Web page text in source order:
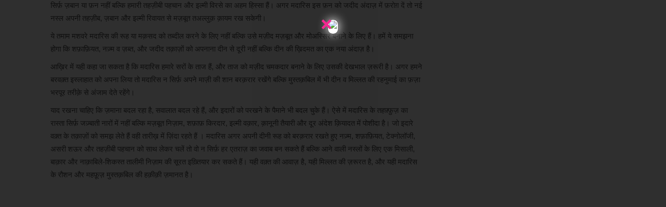
सिर्फ़ ज़बान या फ़न नहीं बल्कि हमारी तहज़ीबी पहचान और इल्मी विरसे का अहम हिस्सा हैं। अगर मदारिस इस फ़न को जदीद अंदाज़ में फ़रोग़ दें तो नई
नस्ल अपनी तहज़ीब, ज़बान और इल्मी रिवायत से मज़बूत तअल्लुक़ क़ायम रख सकेगी।
ये तमाम मशवरे मदारिस की रूह या मक़सद को तब्दील करने के लिए नहीं बल्कि उसे मज़ीद मज़बूत और मोअस्सिर बनाने के लिए हैं। हमें ये समझना
होगा कि शफ़ाफ़ियत, नज़्म व ज़ब्त, और जदीद तक़ाज़ों को अपनाना दीन से दूरी नहीं बल्कि दीन की ख़िदमत का एक नया अंदाज़ है।
आख़िर में यही कहा जा सकता है कि मदारिस हमारे सरों के ताज हैं, और ताज को मज़ीद चमकदार बनाने के लिए उसकी देखभाल ज़रूरी है। अगर हमने
बरवक़्त इस्लाहात को अपना लिया तो मदारिस न सिर्फ़ अपने माज़ी की शान बरक़रार रखेंगे बल्कि मुस्तक़बिल में भी दीन व मिल्लत की रहनुमाई का फ़ज़ा
भरपूर तरीक़े से अंजाम देते रहेंगे।
याद रखना चाहिए कि ज़माना बदल रहा है, सवालात बदल रहे हैं, और इदारों को परखने के पैमाने भी बदल चुके हैं। ऐसे में मदारिस के तहफ़्फ़ुज़ का
रास्ता सिर्फ़ जज़्बाती नारों में नहीं बल्कि मज़बूत निज़ाम, शफ़ाफ़ किरदार, इल्मी वक़ार, क़ानूनी तैयारी और दूर अंदेश क़ियादत में पोशीदा है। जो इदारे
वक़्त के तक़ाज़ों को समझ लेते हैं वही तारीख़ में ज़िंदा रहते हैं । मदारिस अगर अपनी दीनी रूह को बरक़रार रखते हुए नज़्म, शफ़ाफ़ियत, टेक्नोलॉजी,
असरी शऊर और तहज़ीबी पहचान को साथ लेकर चलें तो वो न सिर्फ़ हर एतराज़ का जवाब बन सकते हैं बल्कि आने वाली नस्लों के लिए एक मिसाली,
बाक़ार और नाक़ाबिले-शिकस्त तालीमी निज़ाम की सूरत इख़्तियार कर सकते हैं। यही वक़्त की आवाज़ है, यही मिल्लत की ज़रूरत है, और यही मदारिस
के रौशन और महफ़ूज़ मुस्तक़बिल की हक़ीक़ी ज़मानत है।
×